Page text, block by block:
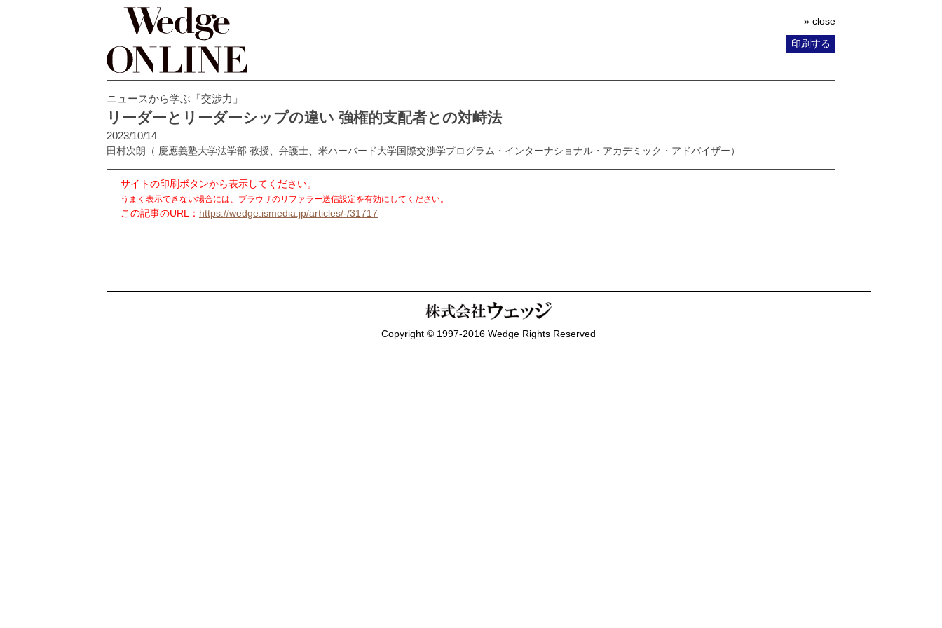
» close
印刷する
ニュースから学ぶ「交渉力」
リーダーとリーダーシップの違い 強権的支配者との対峙法
2023/10/14
田村次朗 （ 慶應義塾大学法学部 教授、弁護士、米ハーバード大学国際交渉学プログラム・インターナショナル・アカデミック・アドバイザー）
サイトの印刷ボタンから表示してください。
うまく表示できない場合には、ブラウザのリファラー送信設定を有効にしてください。
この記事のURL： https://wedge.ismedia.jp/articles/-/31717
Copyright © 1997-2016 Wedge Rights Reserved